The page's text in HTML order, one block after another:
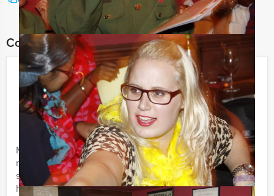
Combineer dit uitje met:
Empire City Tablet Game Deventer
Vanaf€ 27,50 p.p. excl. BTW
Vanaf 12 personen ‐ 2 uur en 30 minuten
Maak kennis met deze uitdagende game, die Europa
razendsnel verovert. Geen zin in een standaard
spelprogramma in de stad? Deze virtuele game is
hypermodern, waarbij ...